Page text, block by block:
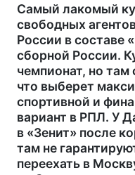
Самый лакомый
свободных
России в составе
сборной России.
чемпионат, но
что выберет
спортивной и
вариант в РПЛ. У
в «Зенит» после
там не
переехать в